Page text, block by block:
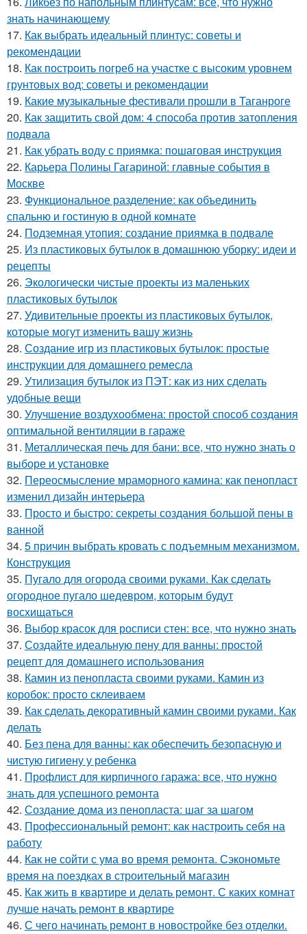
знать начинающему
17. Как выбрать идеальный плинтус: советы и
рекомендации
18. Как построить погреб на участке с высоким уровнем
грунтовых вод: советы и рекомендации
19. Какие музыкальные фестивали прошли в Таганроге
20. Как защитить свой дом: 4 способа против затопления
подвала
21. Как убрать воду с приямка: пошаговая инструкция
22. Карьера Полины Гагариной: главные события в
Москве
23. Функциональное разделение: как объединить
спальню и гостиную в одной комнате
24. Подземная утопия: создание приямка в подвале
25. Из пластиковых бутылок в домашнюю уборку: идеи и
рецепты
26. Экологически чистые проекты из маленьких
пластиковых бутылок
27. Удивительные проекты из пластиковых бутылок,
которые могут изменить вашу жизнь
28. Создание игр из пластиковых бутылок: простые
инструкции для домашнего ремесла
29. Утилизация бутылок из ПЭТ: как из них сделать
удобные вещи
30. Улучшение воздухообмена: простой способ создания
оптимальной вентиляции в гараже
31. Металлическая печь для бани: все, что нужно знать о
выборе и установке
32. Переосмысление мраморного камина: как пенопласт
изменил дизайн интерьера
33. Просто и быстро: секреты создания большой пены в
ванной
34. 5 причин выбрать кровать с подъемным механизмом.
Конструкция
35. Пугало для огорода своими руками. Как сделать
огородное пугало шедевром, которым будут
восхищаться
36. Выбор красок для росписи стен: все, что нужно знать
37. Создайте идеальную пену для ванны: простой
рецепт для домашнего использования
38. Камин из пенопласта своими руками. Камин из
коробок: просто склеиваем
39. Как сделать декоративный камин своими руками. Как
делать
40. Без пена для ванны: как обеспечить безопасную и
чистую гигиену у ребенка
41. Профлист для кирпичного гаража: все, что нужно
знать для успешного ремонта
42. Создание дома из пенопласта: шаг за шагом
43. Профессиональный ремонт: как настроить себя на
работу
44. Как не сойти с ума во время ремонта. Сэкономьте
время на поездках в строительный магазин
45. Как жить в квартире и делать ремонт. С каких комнат
лучше начать ремонт в квартире
46. С чего начинать ремонт в новостройке без отделки.